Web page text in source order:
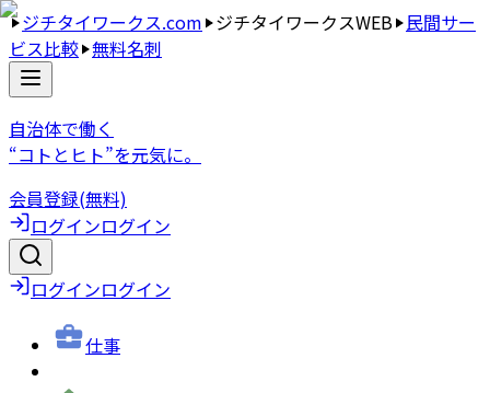
ジチタイワークス.com ジチタイワークスWEB 民間サー
ビス比較 無料名刺
自治体で働く
“コトとヒト”を元気に。
会員登録(無料)
ログインログイン
ログインログイン
仕事